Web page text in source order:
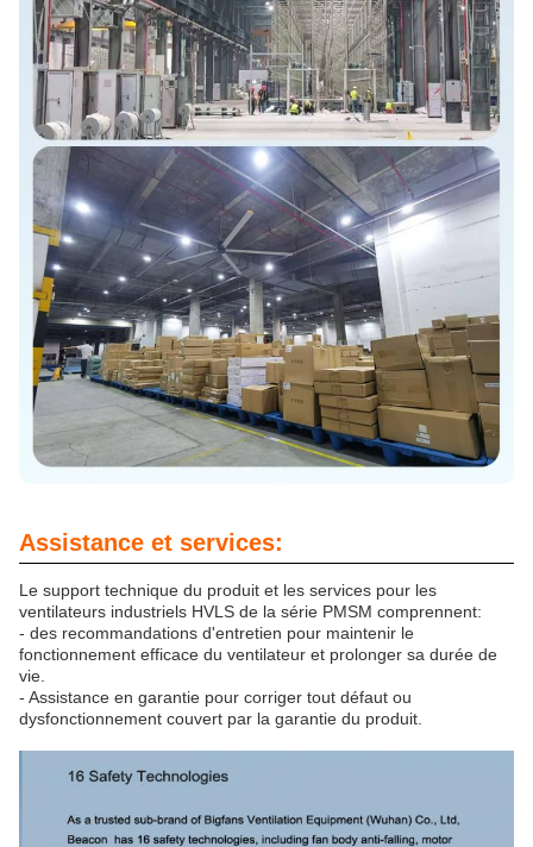
Assistance et services:
Le support technique du produit et les services pour les
ventilateurs industriels HVLS de la série PMSM comprennent:
- des recommandations d'entretien pour maintenir le
fonctionnement efficace du ventilateur et prolonger sa durée de
vie.
- Assistance en garantie pour corriger tout défaut ou
dysfonctionnement couvert par la garantie du produit.